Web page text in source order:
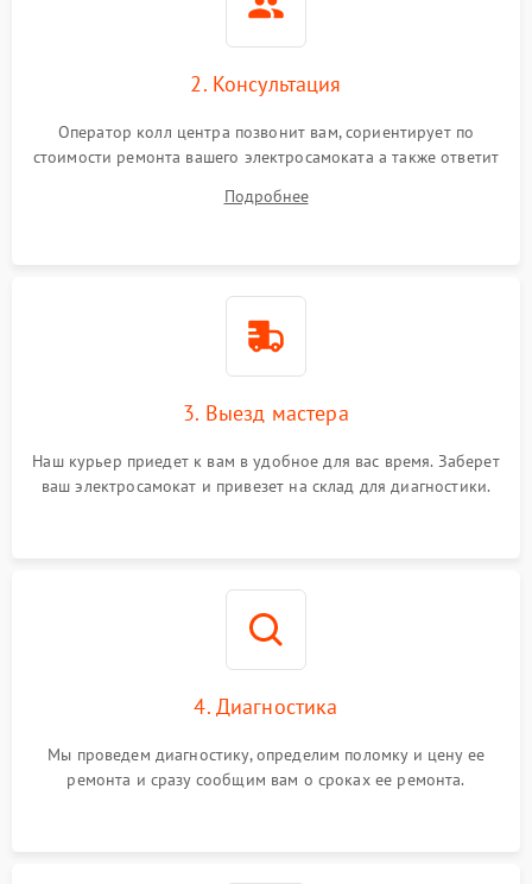
2. Консультация
Оператор колл центра позвонит вам, сориентирует по
стоимости ремонта вашего электросамоката а также ответит
Подробнее
3. Выезд мастера
Наш курьер приедет к вам в удобное для вас время. Заберет
ваш электросамокат и привезет на склад для диагностики.
4. Диагностика
Мы проведем диагностику, определим поломку и цену ее
ремонта и сразу сообщим вам о сроках ее ремонта.